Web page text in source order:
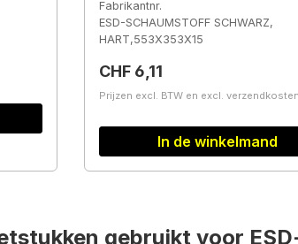
Fabrikantnr.
ESD-SCHAUMSTOFF SCHWARZ,
HART,553X353X15
Normale prijs:
CHF 6,11
Prijzen excl. BTW en excl. verzendkosten
In de winkelmand
gebruikt voor